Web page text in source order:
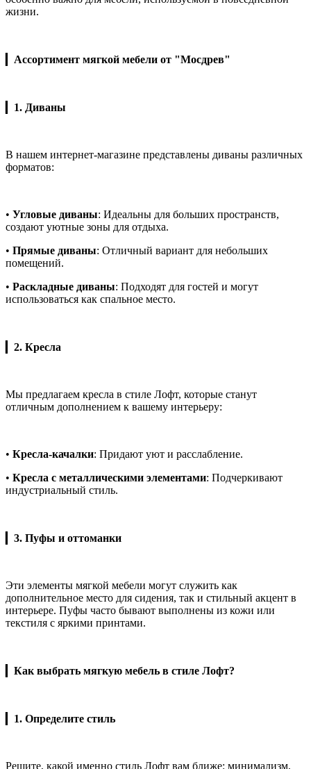
жизни.
Ассортимент мягкой мебели от "Мосдрев"
1. Диваны
В нашем интернет-магазине представлены диваны различных
форматов:
• Угловые диваны: Идеальны для больших пространств,
создают уютные зоны для отдыха.
• Прямые диваны: Отличный вариант для небольших
помещений.
• Раскладные диваны: Подходят для гостей и могут
использоваться как спальное место.
2. Кресла
Мы предлагаем кресла в стиле Лофт, которые станут
отличным дополнением к вашему интерьеру:
• Кресла-качалки: Придают уют и расслабление.
• Кресла с металлическими элементами: Подчеркивают
индустриальный стиль.
3. Пуфы и оттоманки
Эти элементы мягкой мебели могут служить как
дополнительное место для сидения, так и стильный акцент в
интерьере. Пуфы часто бывают выполнены из кожи или
текстиля с яркими принтами.
Как выбрать мягкую мебель в стиле Лофт?
1. Определите стиль
Решите, какой именно стиль Лофт вам ближе: минимализм,